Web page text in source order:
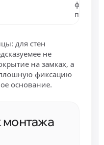
для стен
не
на замках, а
фиксацию
основание.
монтажа